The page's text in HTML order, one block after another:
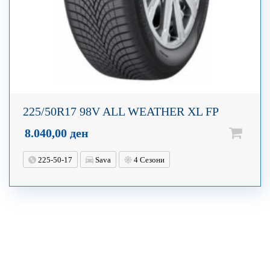
225/50R17 98V ALL WEATHER XL FP
8.040,00 ден
225-50-17 Sava 4 Сезони